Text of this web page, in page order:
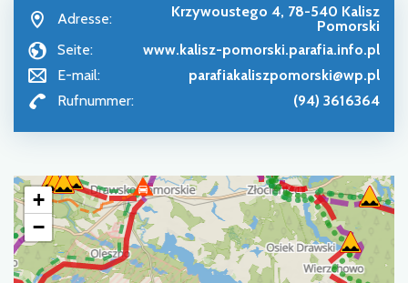
Adresse:
Krzywoustego 4, 78-540 Kalisz
Pomorski
Seite:
www.kalisz-pomorski.parafia.info.pl
E-mail:
parafiakaliszpomorski@wp.pl
Rufnummer:
(94) 3616364
+
−